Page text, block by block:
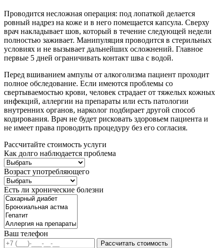
Проводится несложная операция: под лопаткой делается
ровный надрез на коже и в него помещается капсула. Сверху
врач накладывает шов, который в течение следующей недели
полностью заживает. Манипуляция проводится в стерильных
условиях и не вызывает дальнейших осложнений. Главное
первые 5 дней ограничивать контакт шва с водой.
Перед вшиванием ампулы от алкоголизма пациент проходит
полное обследование. Если имеются проблемы со
свертываемостью крови, человек страдает от тяжелых кожных
инфекций, аллергии на препараты или есть патологии
внутренних органов, нарколог подбирает другой способ
кодирования. Врач не будет рисковать здоровьем пациента и
не имеет права проводить процедуру без его согласия.
Рассчитайте стоимость услуги
Как долго наблюдается проблема
Возраст употребляющего
Есть ли хронические болезни
Ваш телефон
Рассчитать стоимость